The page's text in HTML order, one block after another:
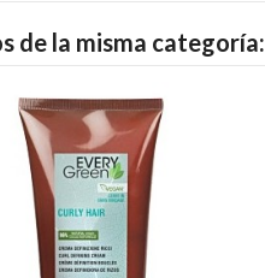
de la misma categoría: